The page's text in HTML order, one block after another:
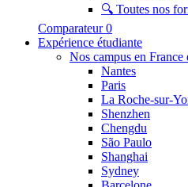
🔍 Toutes nos
Comparateur 0
Expérience étudiante
Nos campus en
Nantes
Paris
La Roche-sur-
Shenzhen
Chengdu
São Paulo
Shanghai
Sydney